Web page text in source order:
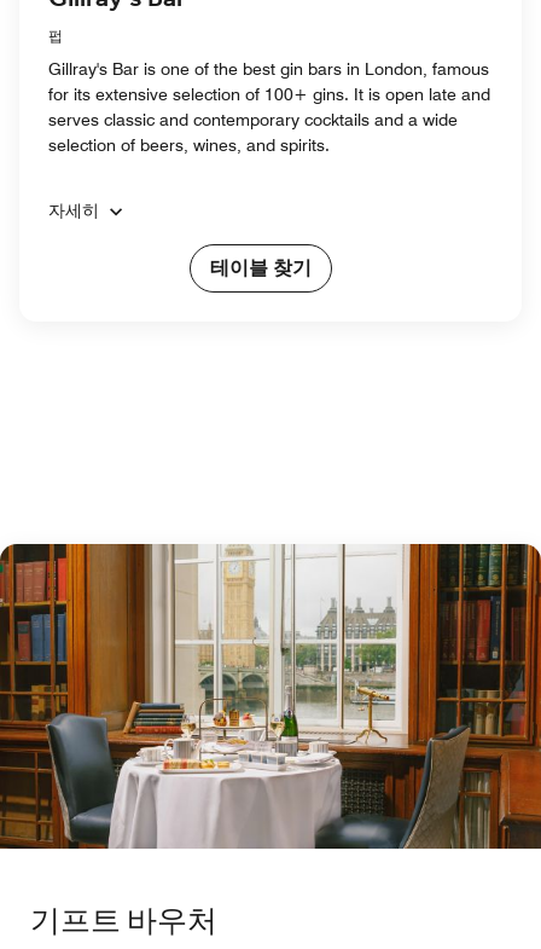
펍
Gillray's Bar is one of the best gin bars in London, famous
for its extensive selection of 100+ gins. It is open late and
serves classic and contemporary cocktails and a wide
selection of beers, wines, and spirits.
자세히
테이블 찾기
기프트 바우처